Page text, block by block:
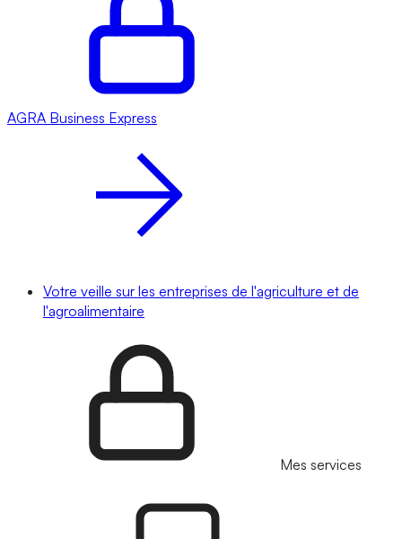
AGRA Business Express
Votre veille sur les entreprises de l'agriculture et de
l'agroalimentaire
Mes services